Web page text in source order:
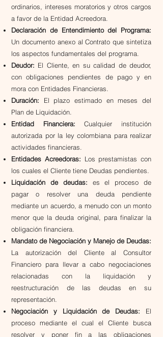
ordinarios, intereses moratorios y otros cargos
a favor de la Entidad Acreedora.
Declaración de Entendimiento del Programa:
Un documento anexo al Contrato que sintetiza
los aspectos fundamentales del programa.
Deudor: El Cliente, en su calidad de deudor,
con obligaciones pendientes de pago y en
mora con Entidades Financieras.
Duración: El plazo estimado en meses del
Plan de Liquidación.
Entidad Financiera: Cualquier institución
autorizada por la ley colombiana para realizar
actividades financieras.
Entidades Acreedoras: Los prestamistas con
los cuales el Cliente tiene Deudas pendientes.
Liquidación de deudas: es el proceso de
pagar o resolver una deuda pendiente
mediante un acuerdo, a menudo con un monto
menor que la deuda original, para finalizar la
obligación financiera.
Mandato de Negociación y Manejo de Deudas:
La autorización del Cliente al Consultor
Financiero para llevar a cabo negociaciones
relacionadas con la liquidación y
reestructuración de las deudas en su
representación.
Negociación y Liquidación de Deudas: El
proceso mediante el cual el Cliente busca
resolver y poner fin a las obligaciones